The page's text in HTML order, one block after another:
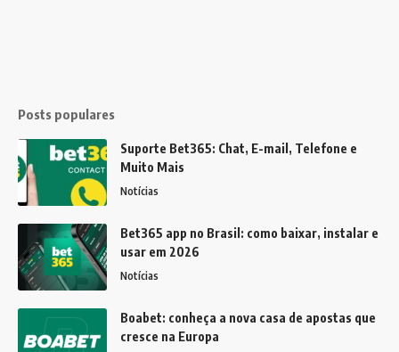
Posts populares
Suporte Bet365: Chat, E-mail, Telefone e
Muito Mais
Notícias
Bet365 app no Brasil: como baixar, instalar e
usar em 2026
Notícias
Boabet: conheça a nova casa de apostas que
cresce na Europa